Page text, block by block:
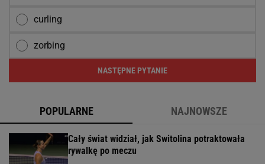
curling
zorbing
NASTĘPNE PYTANIE
POPULARNE NAJNOWSZE
Cały świat widział, jak Switolina potraktowała
rywalkę po meczu